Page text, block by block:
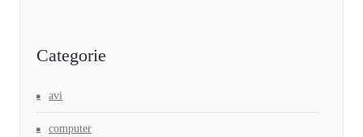
Categorie
avi
computer